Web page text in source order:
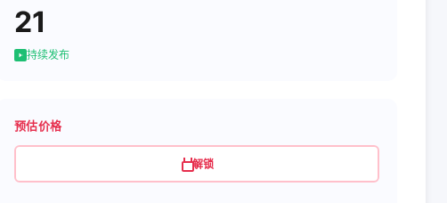
21
持续发布
预估价格
解锁